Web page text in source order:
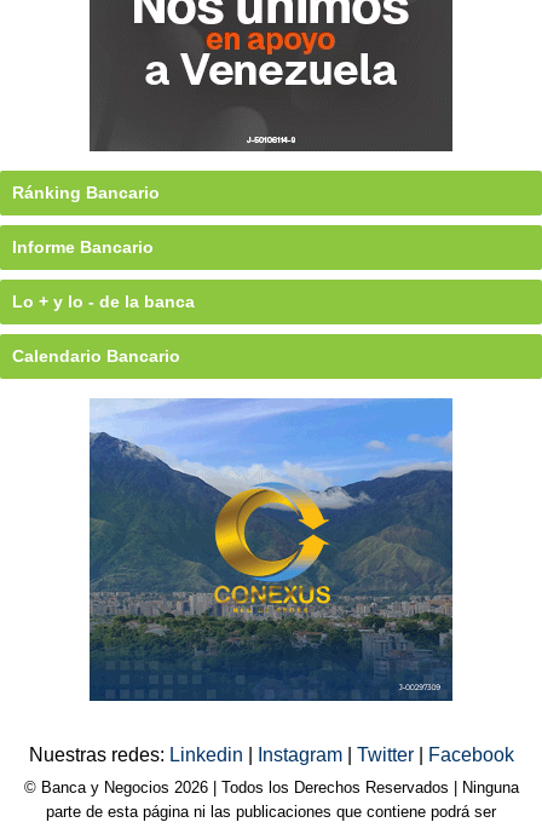
Ránking Bancario
Informe Bancario
Lo + y lo - de la banca
Calendario Bancario
Nuestras redes: Linkedin Instagram Twitter Facebook
© Banca y Negocios 2026 | Todos los Derechos Reservados | Ninguna
parte de esta página ni las publicaciones que contiene podrá ser